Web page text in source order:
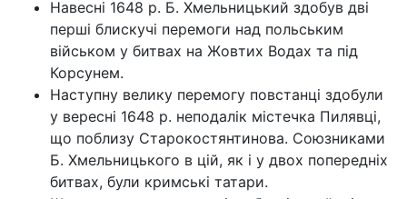
Навесні 1648 р. Б. Хмельницький здобув дві
перші блискучі перемоги над польським
військом у битвах на Жовтих Водах та під
Корсунем.
Наступну велику перемогу повстанці здобули
у вересні 1648 р. неподалік містечка Пилявці,
що поблизу Старокостянтинова. Союзниками
Б. Хмельницького в цій, як і у двох попередніх
битвах, були кримські татари.